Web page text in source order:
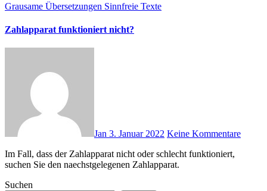
Grausame Übersetzungen Sinnfreie Texte
Zahlapparat funktioniert nicht?
Jan 3. Januar 2022 Keine Kommentare
Im Fall, dass der Zahlapparat nicht oder schlecht funktioniert,
suchen Sie den naechstgelegenen Zahlapparat.
Suchen